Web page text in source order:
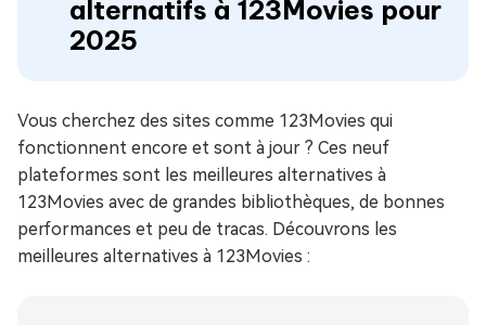
alternatifs à 123Movies pour
2025
Vous cherchez des sites comme 123Movies qui
fonctionnent encore et sont à jour ? Ces neuf
plateformes sont les meilleures alternatives à
123Movies avec de grandes bibliothèques, de bonnes
performances et peu de tracas. Découvrons les
meilleures alternatives à 123Movies :